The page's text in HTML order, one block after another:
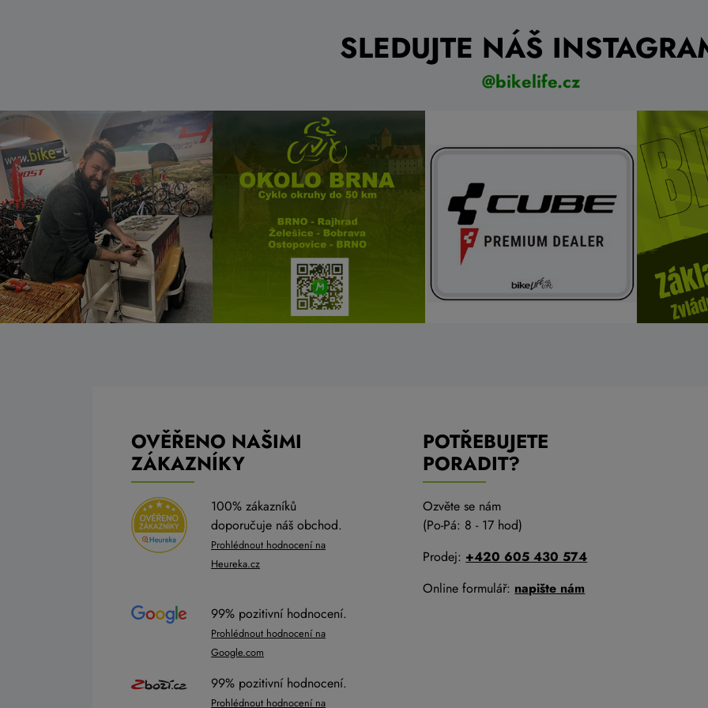
SLEDUJTE NÁŠ
@bikelife.cz
OVĚŘENO NAŠIMI
ZÁKAZNÍKY
100% zákazníků
doporučuje náš obchod.
Prohlédnout hodnocení na
Heureka.cz
99% pozitivní hodnocení.
Prohlédnout hodnocení na
Google.com
99% pozitivní hodnocení.
Prohlédnout hodnocení na
POTŘEBUJETE
PORADIT?
Ozvěte se nám
(Po-Pá: 8 - 17 hod)
Prodej: +420 605 430 574
Online formulář: napište nám